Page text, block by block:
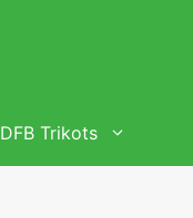
DFB Trikots